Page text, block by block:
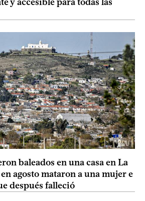
baleados en una casa en La
agosto mataron a una mujer e
después falleció